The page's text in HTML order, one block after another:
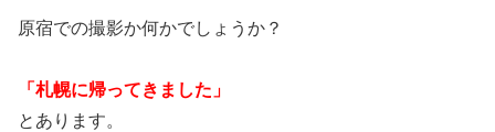
原宿での撮影か何かでしょうか？
「札幌に帰ってきました」
とあります。